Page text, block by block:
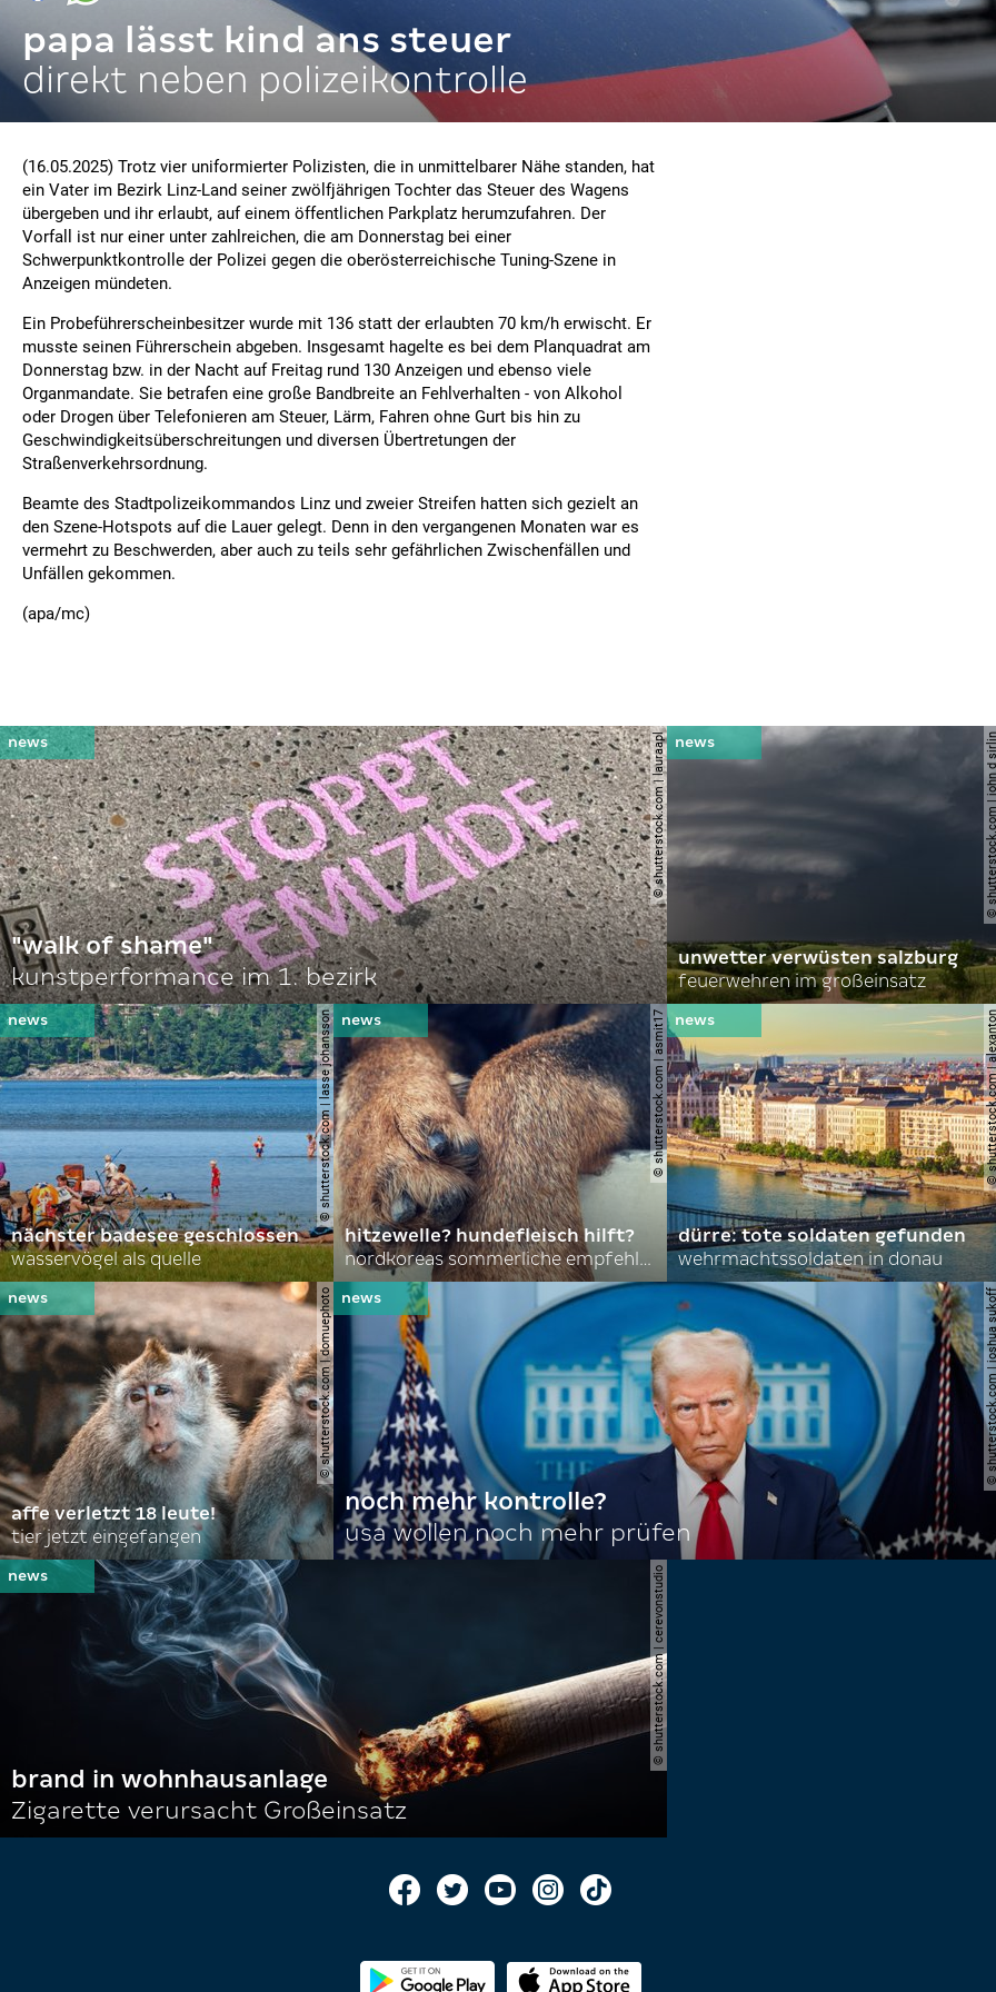
papa lässt kind ans steuer
direkt neben polizeikontrolle
(16.05.2025) Trotz vier uniformierter Polizisten, die in unmittelbarer Nähe standen, hat
ein Vater im Bezirk Linz-Land seiner zwölfjährigen Tochter das Steuer des Wagens
übergeben und ihr erlaubt, auf einem öffentlichen Parkplatz herumzufahren. Der
Vorfall ist nur einer unter zahlreichen, die am Donnerstag bei einer
Schwerpunktkontrolle der Polizei gegen die oberösterreichische Tuning-Szene in
Anzeigen mündeten.
Ein Probeführerscheinbesitzer wurde mit 136 statt der erlaubten 70 km/h erwischt. Er
musste seinen Führerschein abgeben. Insgesamt hagelte es bei dem Planquadrat am
Donnerstag bzw. in der Nacht auf Freitag rund 130 Anzeigen und ebenso viele
Organmandate. Sie betrafen eine große Bandbreite an Fehlverhalten - von Alkohol
oder Drogen über Telefonieren am Steuer, Lärm, Fahren ohne Gurt bis hin zu
Geschwindigkeitsüberschreitungen und diversen Übertretungen der
Straßenverkehrsordnung.
Beamte des Stadtpolizeikommandos Linz und zweier Streifen hatten sich gezielt an
den Szene-Hotspots auf die Lauer gelegt. Denn in den vergangenen Monaten war es
vermehrt zu Beschwerden, aber auch zu teils sehr gefährlichen Zwischenfällen und
Unfällen gekommen.
(apa/mc)
© shutterstock.com | lauraapl
"walk of shame"
kunstperformance im 1. bezirk
©
unwetter verwüsten salzburg
feuerwehren im großeinsatz
© shutterstock.com | lasse johansson
nächster badesee geschlossen
wasservögel als quelle
© shutterstock.com | asmit17
hitzewelle? hundefleisch hilft?
nordkoreas sommerliche empfehlungen
©
dürre: tote soldaten gefunden
wehrmachtssoldaten in donau
© shutterstock.com | domuephoto
affe verletzt 18 leute!
tier jetzt eingefangen
©
noch mehr kontrolle?
usa wollen noch mehr prüfen
© shutterstock.com | cerevonstudio
brand in wohnhausanlage
Zigarette verursacht Großeinsatz